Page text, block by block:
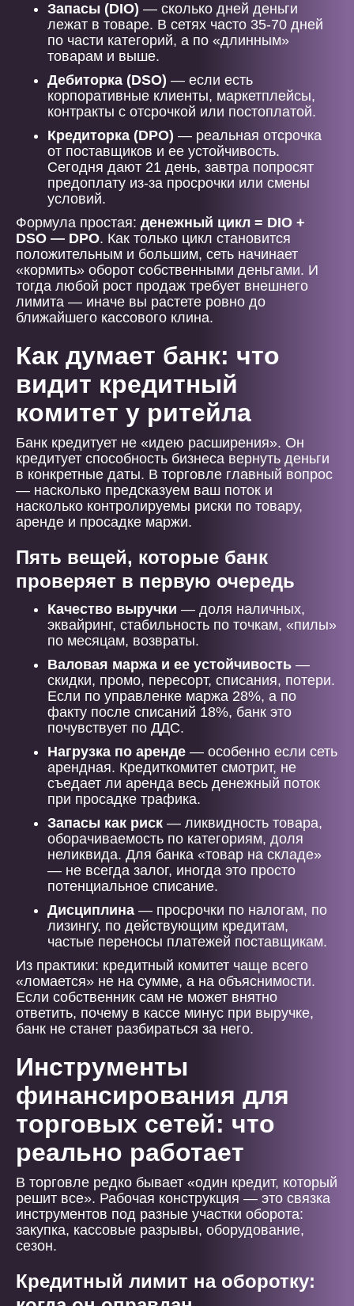
Запасы (DIO) — сколько дней деньги
лежат в товаре. В сетях часто 35-70 дней
по части категорий, а по «длинным»
товарам и выше.
Дебиторка (DSO) — если есть
корпоративные клиенты, маркетплейсы,
контракты с отсрочкой или постоплатой.
Кредиторка (DPO) — реальная отсрочка
от поставщиков и ее устойчивость.
Сегодня дают 21 день, завтра попросят
предоплату из-за просрочки или смены
условий.
Формула простая: денежный цикл = DIO +
DSO — DPO. Как только цикл становится
положительным и большим, сеть начинает
«кормить» оборот собственными деньгами. И
тогда любой рост продаж требует внешнего
лимита — иначе вы растете ровно до
ближайшего кассового клина.
Как думает банк: что
видит кредитный
комитет у ритейла
Банк кредитует не «идею расширения». Он
кредитует способность бизнеса вернуть деньги
в конкретные даты. В торговле главный вопрос
— насколько предсказуем ваш поток и
насколько контролируемы риски по товару,
аренде и просадке маржи.
Пять вещей, которые банк
проверяет в первую очередь
Качество выручки — доля наличных,
эквайринг, стабильность по точкам, «пилы»
по месяцам, возвраты.
Валовая маржа и ее устойчивость —
скидки, промо, пересорт, списания, потери.
Если по управленке маржа 28%, а по
факту после списаний 18%, банк это
почувствует по ДДС.
Нагрузка по аренде — особенно если сеть
арендная. Кредиткомитет смотрит, не
съедает ли аренда весь денежный поток
при просадке трафика.
Запасы как риск — ликвидность товара,
оборачиваемость по категориям, доля
неликвида. Для банка «товар на складе»
— не всегда залог, иногда это просто
потенциальное списание.
Дисциплина — просрочки по налогам, по
лизингу, по действующим кредитам,
частые переносы платежей поставщикам.
Из практики: кредитный комитет чаще всего
«ломается» не на сумме, а на объяснимости.
Если собственник сам не может внятно
ответить, почему в кассе минус при выручке,
банк не станет разбираться за него.
Инструменты
финансирования для
торговых сетей: что
реально работает
В торговле редко бывает «один кредит, который
решит все». Рабочая конструкция — это связка
инструментов под разные участки оборота:
закупка, кассовые разрывы, оборудование,
сезон.
Кредитный лимит на оборотку: